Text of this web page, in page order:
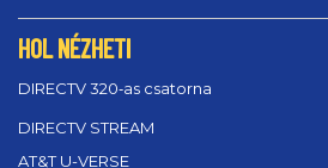
HOL NÉZHETI
DIRECTV 320‑as csatorna
DIRECTV STREAM
AT&T U-VERSE